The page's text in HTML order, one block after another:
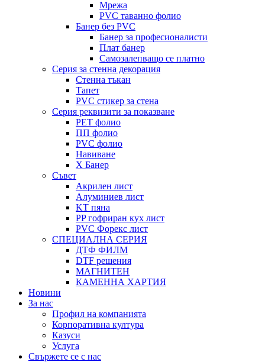
Мрежа
PVC таванно фолио
Банер без PVC
Банер за професионалисти
Плат банер
Самозалепващо се платно
Серия за стенна декорация
Стенна тъкан
Тапет
PVC стикер за стена
Серия реквизити за показване
PET фолио
ПП фолио
PVC фолио
Навиване
X Банер
Съвет
Акрилен лист
Алуминиев лист
KT пяна
PP гофриран кух лист
PVC Форекс лист
СПЕЦИАЛНА СЕРИЯ
ДТФ ФИЛМ
DTF решения
МАГНИТЕН
КАМЕННА ХАРТИЯ
Новини
За нас
Профил на компанията
Корпоративна култура
Казуси
Услуга
Свържете се с нас